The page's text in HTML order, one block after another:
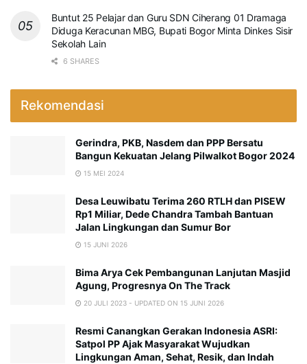
Buntut 25 Pelajar dan Guru SDN Ciherang 01 Dramaga
Diduga Keracunan MBG, Bupati Bogor Minta Dinkes Sisir
Sekolah Lain
6 SHARES
Rekomendasi
Gerindra, PKB, Nasdem dan PPP Bersatu
Bangun Kekuatan Jelang Pilwalkot Bogor 2024
15 MEI 2024
Desa Leuwibatu Terima 260 RTLH dan PISEW
Rp1 Miliar, Dede Chandra Tambah Bantuan
Jalan Lingkungan dan Sumur Bor
15 JUNI 2026
Bima Arya Cek Pembangunan Lanjutan Masjid
Agung, Progresnya On The Track
20 JULI 2023 - UPDATED ON 15 JUNI 2026
Resmi Canangkan Gerakan Indonesia ASRI:
Satpol PP Ajak Masyarakat Wujudkan
Lingkungan Aman, Sehat, Resik, dan Indah